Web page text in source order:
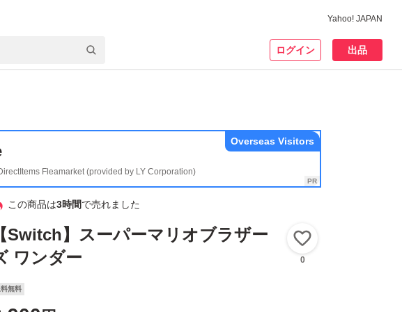
Yahoo! JAPAN
ログイン 出品
Fleamarket (provided by LY Corporation)
Overseas Visitors
この商品は3時間で売れました
【Switch】スーパーマリオブラザー
ワンダー
0
無料